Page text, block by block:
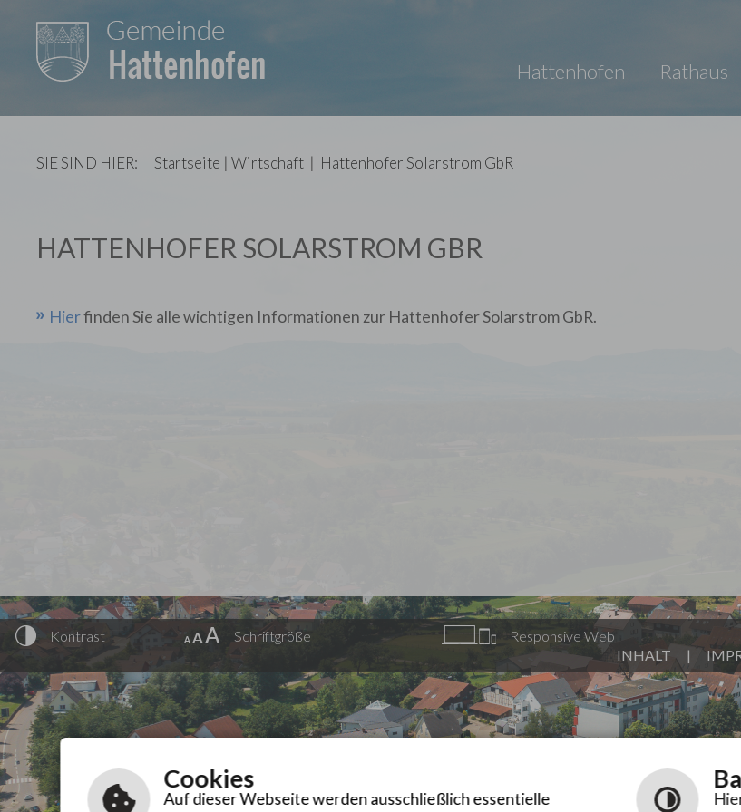
Hattenhofen Rathaus
SIE SIND HIER: Startseite | Wirtschaft | Hattenhofer Solarstrom GbR
HATTENHOFER SOLARSTROM GBR
Hierfinden Sie alle wichtigen Informationen zur Hattenhofer Solarstrom GbR.
Kontrast Schriftgröße
Responsive Web
INHALT
|
Cookies
Auf dieser Webseite werden ausschließlich essentielle